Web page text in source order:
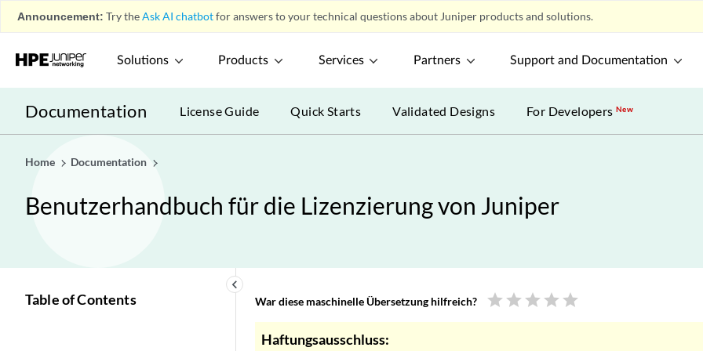
Announcement: Try theAsk AI chatbotfor answers to your technical questions about Juniper products and solutions.
Solutions Products Services Partners Support and Documentation
Documentation License Guide Quick Starts Validated Designs For DevelopersNew
Home Documentation
Benutzerhandbuch für die Lizenzierung von Juniper
keyboard_arrow_left
Table of Contents War diese maschinelle Übersetzung hilfreich? star star star star star
Haftungsausschluss: